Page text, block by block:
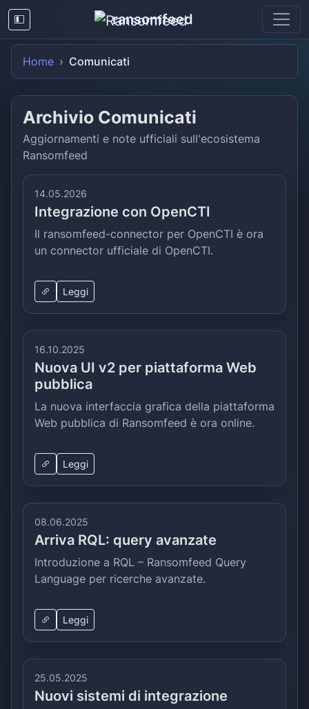
ransomfeed
Home Comunicati
Archivio Comunicati
Aggiornamenti e note ufficiali sull'ecosistema
Ransomfeed
14.05.2026
Integrazione con OpenCTI
Il ransomfeed-connector per OpenCTI è ora
un connector ufficiale di OpenCTI.
Leggi
16.10.2025
Nuova UI v2 per piattaforma Web
pubblica
La nuova interfaccia grafica della piattaforma
Web pubblica di Ransomfeed è ora online.
Leggi
08.06.2025
Arriva RQL: query avanzate
Introduzione a RQL – Ransomfeed Query
Language per ricerche avanzate.
Leggi
25.05.2025
Nuovi sistemi di integrazione